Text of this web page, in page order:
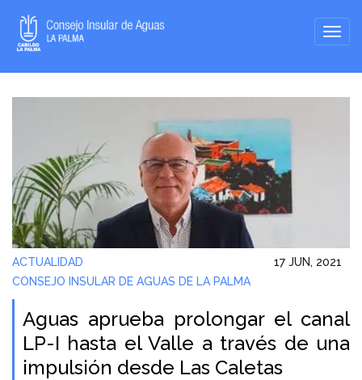
ACTUALIDAD
17 JUN, 2021
CONSEJO INSULAR DE AGUAS DE LA PALMA
Aguas aprueba prolongar el canal
LP-I hasta el Valle a través de una
impulsión desde Las Caletas